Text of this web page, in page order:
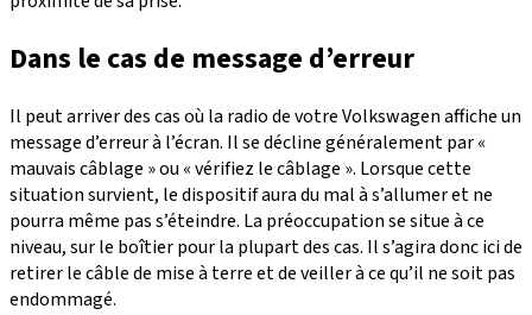
Dans le cas de message d’erreur
Il peut arriver des cas où la radio de votre Volkswagen affiche un
message d’erreur à l’écran. Il se décline généralement par «
mauvais câblage » ou « vérifiez le câblage ». Lorsque cette
situation survient, le dispositif aura du mal à s’allumer et ne
pourra même pas s’éteindre. La préoccupation se situe à ce
niveau, sur le boîtier pour la plupart des cas. Il s’agira donc ici de
retirer le câble de mise à terre et de veiller à ce qu’il ne soit pas
endommagé.